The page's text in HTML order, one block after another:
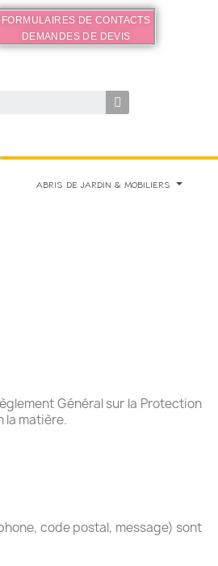
FORMULAIRES DE CONTACTS
DEMANDES DE DEVIS
ABRIS DE JARDIN & MOBILIERS
Général sur la Protection
la matière.
code postal, message) sont